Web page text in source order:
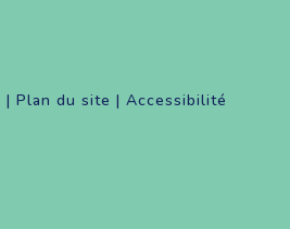
| Plan du site | Accessibilité